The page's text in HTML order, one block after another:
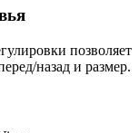
позволяет
назад и размер.